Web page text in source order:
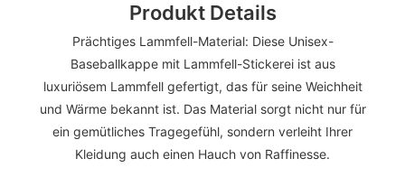
Produkt Details
Prächtiges Lammfell-Material: Diese Unisex-
Baseballkappe mit Lammfell-Stickerei ist aus
luxuriösem Lammfell gefertigt, das für seine Weichheit
und Wärme bekannt ist. Das Material sorgt nicht nur für
ein gemütliches Tragegefühl, sondern verleiht Ihrer
Kleidung auch einen Hauch von Raffinesse.